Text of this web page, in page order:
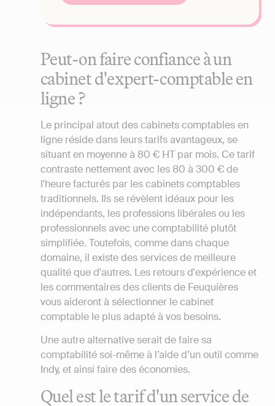
Peut-on faire confiance à un
cabinet d'expert-comptable en
ligne ?
Le principal atout des cabinets comptables en
ligne réside dans leurs tarifs avantageux, se
situant en moyenne à 80 € HT par mois. Ce tarif
contraste nettement avec les 80 à 300 € de
l'heure facturés par les cabinets comptables
traditionnels. Ils se révèlent idéaux pour les
indépendants, les professions libérales ou les
professionnels avec une comptabilité plutôt
simplifiée. Toutefois, comme dans chaque
domaine, il existe des services de meilleure
qualité que d'autres. Les retours d'expérience et
les commentaires des clients de Feuquières
vous aideront à sélectionner le cabinet
comptable le plus adapté à vos besoins.
Une autre alternative serait de faire sa
comptabilité soi-même à l’aide d’un outil comme
Indy, et ainsi faire des économies.
Quel est le tarif d'un service de